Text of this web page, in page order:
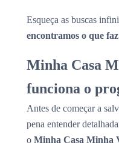
Esqueça as buscas
encontramos o que
Minha Casa
funciona o
Antes de começar a
pena entender
o Minha Casa Minha